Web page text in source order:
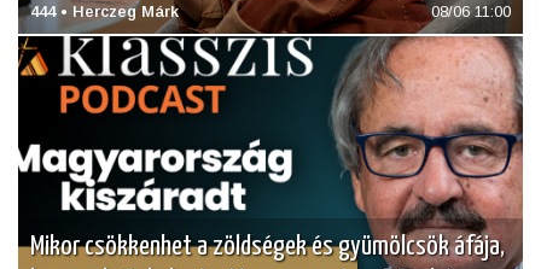
444 • Herczeg Márk 08/06 11:00
Mikor csökkenhet a zöldségek és gyümölcsök áfája,